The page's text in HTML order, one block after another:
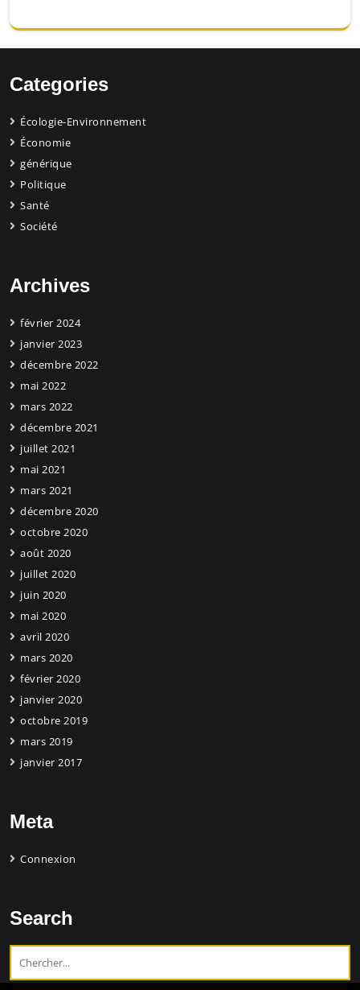
Categories
Écologie-Environnement
Économie
générique
Politique
Santé
Société
Archives
février 2024
janvier 2023
décembre 2022
mai 2022
mars 2022
décembre 2021
juillet 2021
mai 2021
mars 2021
décembre 2020
octobre 2020
août 2020
juillet 2020
juin 2020
mai 2020
avril 2020
mars 2020
février 2020
janvier 2020
octobre 2019
mars 2019
janvier 2017
Meta
Connexion
Search